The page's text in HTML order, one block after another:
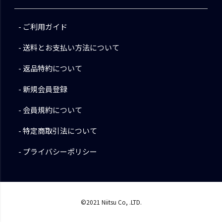
ご利用ガイド
送料とお支払い方法について
返品特約について
新規会員登録
会員規約について
特定商取引法について
プライバシーポリシー
©2021 Niitsu Co, .LTD.